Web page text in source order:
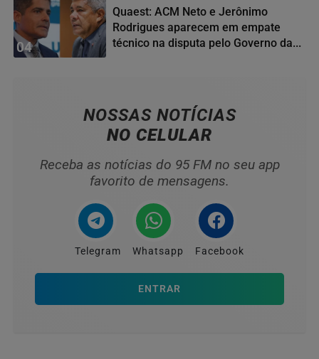
04
Quaest: ACM Neto e Jerônimo
Rodrigues aparecem em empate
técnico na disputa pelo Governo da...
NOSSAS NOTÍCIAS
NO CELULAR
Receba as notícias do 95 FM no seu app
favorito de mensagens.
Telegram Whatsapp Facebook
ENTRAR